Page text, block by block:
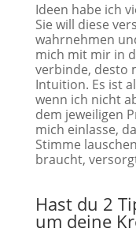
Ideen habe ich
Sie will diese
wahrnehmen
mich mit mir in
verbinde, desto
Intuition. Es ist
wenn ich nicht
dem jeweiligen
mich einlasse,
Stimme
braucht,
Hast du 2
um deine